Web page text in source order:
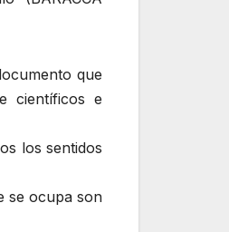
que
científicos e
los sentidos
se ocupa son